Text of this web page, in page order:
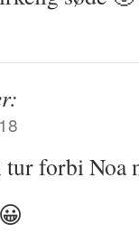
tur forbi Noa